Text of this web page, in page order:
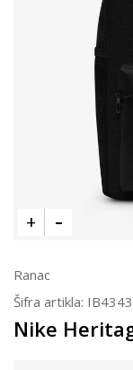
Ranac
Šifra artikla:
Nike